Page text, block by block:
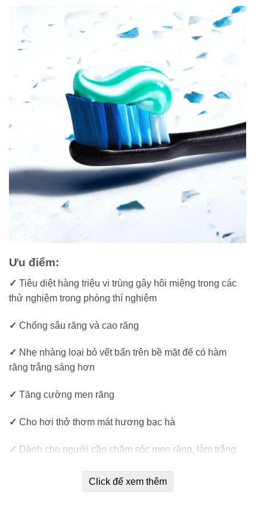
Ưu điểm:
✓ Tiêu diệt hàng triệu vi trùng gây hôi miệng trong các
thử nghiệm trong phòng thí nghiệm
✓ Chống sâu răng và cao răng
✓ Nhẹ nhàng loại bỏ vết bẩn trên bề mặt để có hàm
răng trắng sáng hơn
✓ Tăng cường men răng
✓ Cho hơi thở thơm mát hương bạc hà
✓ Dành cho người cần chăm sóc men răng, làm trắng
Click để xem thêm